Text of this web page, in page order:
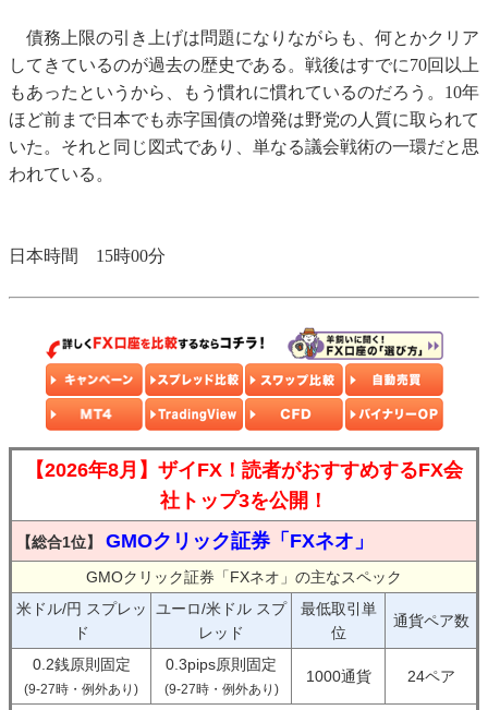
債務上限の引き上げは問題になりながらも、何とかクリア
してきているのが過去の歴史である。戦後はすでに70回以上
もあったというから、もう慣れに慣れているのだろう。10年
ほど前まで日本でも赤字国債の増発は野党の人質に取られて
いた。それと同じ図式であり、単なる議会戦術の一環だと思
われている。
日本時間 15時00分
【2026年8月】ザイFX！読者がおすすめするFX会
社トップ3を公開！
【総合1位】 GMOクリック証券「FXネオ」
GMOクリック証券「FXネオ」の主なスペック
米ドル/円 スプレッ
ド
ユーロ/米ドル スプ
レッド
最低取引単
位
通貨ペア数
0.2銭原則固定
(9-27時・例外あり)
0.3pips原則固定
(9-27時・例外あり)
1000通貨 24ペア